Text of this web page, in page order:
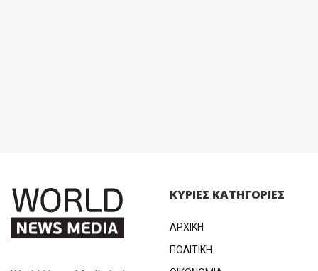
ΚΥΡΙΕΣ ΚΑΤΗΓΟΡΙΕΣ
ΑΡΧΙΚΗ
ΠΟΛΙΤΙΚΗ